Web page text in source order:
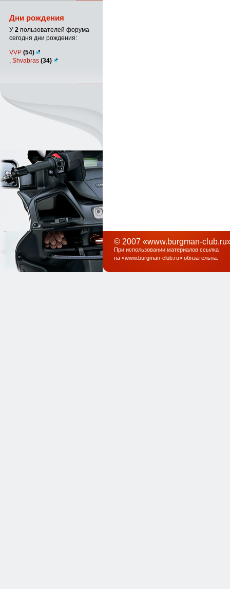
Дни рождения
У 2 пользователей форума
сегодня дни рождения:
VVP (54)
Shvabras (34)
© 2007 «www.burgman-
При использовании материалов ссылка
на «www.burgman-club.ru» обязательна